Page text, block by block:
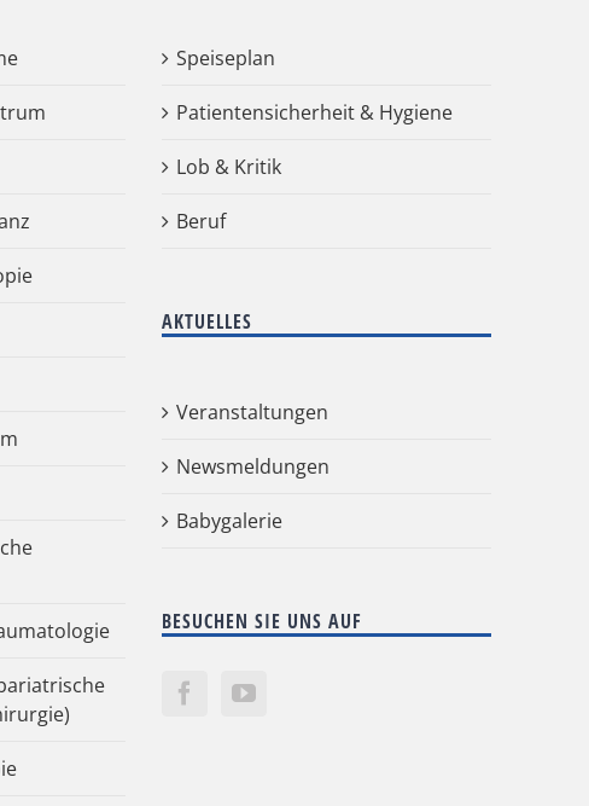
Speiseplan
Patientensicherheit & Hygiene
Lob & Kritik
Beruf
AKTUELLES
Veranstaltungen
Newsmeldungen
Babygalerie
BESUCHEN SIE UNS AUF